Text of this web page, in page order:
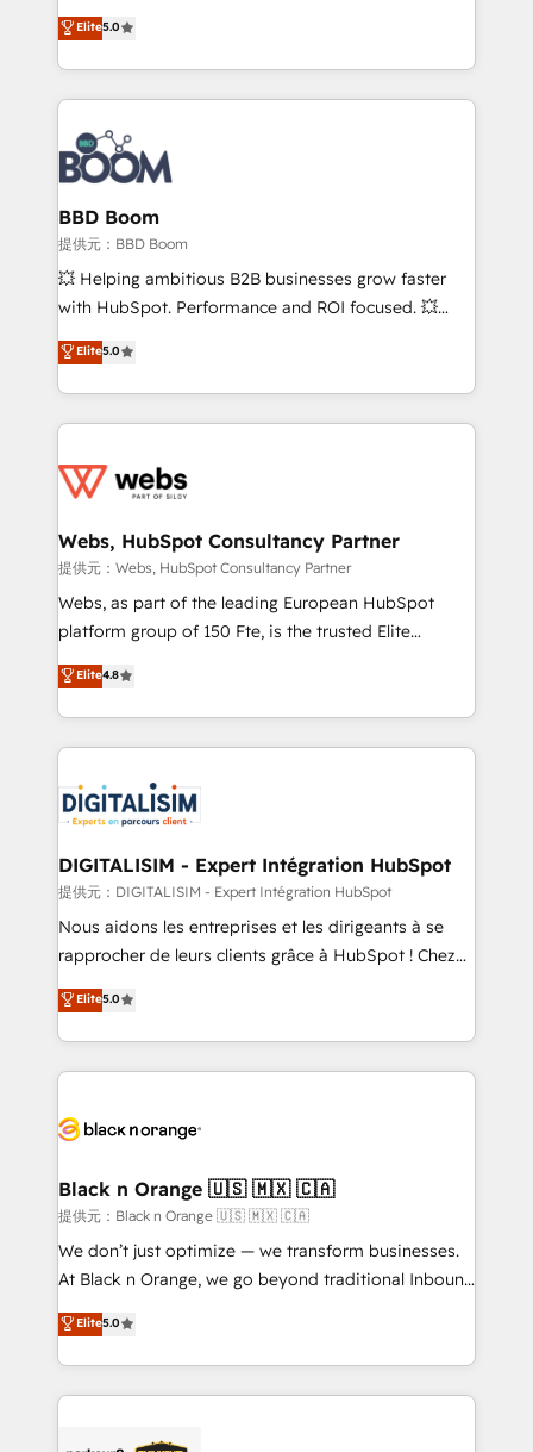
stratégies d'acquisition marketing (SEO, SEA,
inbound, automatisation marketing, ABM, IA,
emailing) Informations clés : - 10 ans d'expérience -
100+ intégrations CRM HubSpot réussies - 40
experts conseil - 150 certifications HubSpot
cumulées
Vonazon turns marketing complexity into
measurable, scalable growth. From onboarding to
enterprise-grade campaigns, our in-house team
builds scalable strategies that drive long-term
revenue. ⚙️ HubSpot Integration & Optimization •
Seamless CRM, CMS, and automation setup •
Complex platform migrations and data cleanups •
Custom APIs and third-party integrations 📈 End-to-
End Revenue Acceleration • Lifecycle marketing and
pipeline growth programs • Sales enablement tools
and CRM optimization • Retention strategies with
Execution • 750+ onboardings and 2,000+
implementations • Deep expertise across marketing,
Elite5.0
BBD Boom
提供元：BBD Boom
💥 Helping ambitious B2B businesses grow faster
with HubSpot. Performance and ROI focused. 💥
BBD Boom is the HubSpot partner that can help you
to HubSpot Better. We work with your teams to
solve all your HubSpot challenges and improve user
adoption, sales process and marketing results.
the first time 🔧 Designing and optimising your
and build using HubSpot 🔌 Integrating HubSpot
with other systems 🎓 Training your teams to be
HubSpot pros 📊 Lead generation services using
HubSpot Why us? - SIX HubSpot Accreditations -
CRM, Solutions Architecture, Onboarding , Data
Migration, Custom Integration & Platform
team of 25+ experts Contact us today to help you
get more from your investment in HubSpot.
Elite5.0
Webs, HubSpot Consultancy Partner
提供元：Webs, HubSpot Consultancy Partner
Webs, as part of the leading European HubSpot
platform group of 150 Fte, is the trusted Elite
HubSpot CRM Partner offering you a roadmap on
maximizing EBITDA and achieving Commercial
Excellence. With our targeted processes, we
strengthen your digital transformation and minimize
Implementation partner, we provide expertise to
drive your business forward. Since 2015 we are fully
dedicated to HubSpot and with an experienced
team (50+), we work with reputable companies in
B2B sectors such as manufacturing, SaaS and
business services. We prepare a customized
impact of your digital transformation, including a
detailed financial rationale with a focus on ROI and
embark on a transformational journey that sets your
business up for long-term success. Unlock your
business. If not now, when?
Elite4.8
DIGITALISIM - Expert Intégration HubSpot
提供元：DIGITALISIM - Expert Intégration HubSpot
Nous aidons les entreprises et les dirigeants à se
rapprocher de leurs clients grâce à HubSpot ! Chez
DIGITALISIM, nous avons l'intime conviction que la
réussite des entreprises passe par l’innovation web,
le marketing digital, et la relation client ! C'est
pourquoi, nos experts sont à la fois capables de
référencement, votre stratégie digitale et le pilotage
projet HubSpot avec DIGITALISIM : 🧽 Nettoyage,
migration et intégration des bases de données. 🚀
Développement des interfaces avec vos logiciels
métiers ⚙️ Configuration de la plateforme HubSpot
Book Process & Guidelines utilisateurs 🎓
Formations des utilisateurs
Elite5.0
Black n Orange 🇺🇸 🇲🇽 🇨🇦
提供元：Black n Orange 🇺🇸 🇲🇽 🇨🇦
We don’t just optimize — we transform businesses.
At Black n Orange, we go beyond traditional Inbound
Marketing with our exclusive methodologies:
BOOMS and BOOST. Together, they form a powerful
combination that has driven success for over 800
businesses worldwide. As Elite HubSpot Partners, we
Elite5.0